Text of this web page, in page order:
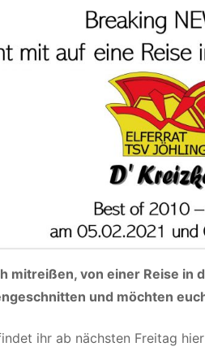
mitreißen, von einer Reise in
und möchten
ihr ab nächsten Freitag